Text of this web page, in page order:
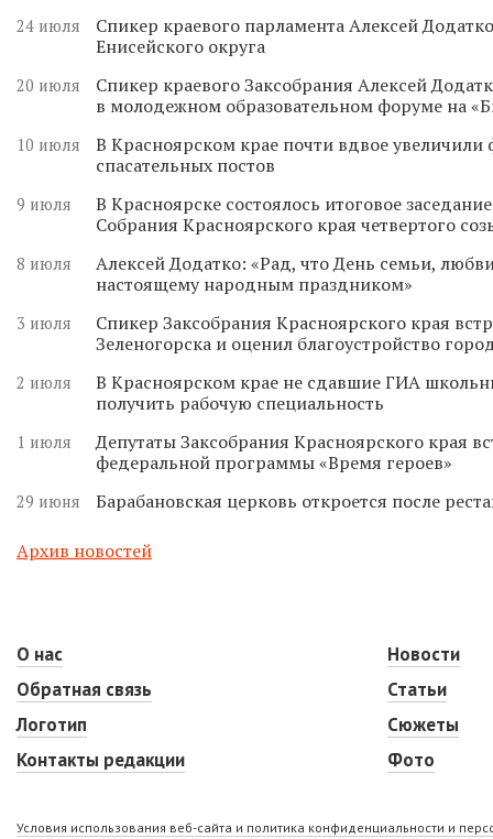
24 июля
Спикер краевого парламента Алексей
Енисейского округа
20 июля
Спикер краевого Заксобрания Алексей
в молодежном образовательном форуме на
10 июля
В Красноярском крае почти вдвое
спасательных постов
9 июля
В Красноярске состоялось итоговое
Собрания Красноярского края четвертого
8 июля
Алексей Додатко: «Рад, что День семьи,
настоящему народным праздником»
3 июля
Спикер Заксобрания Красноярского края
Зеленогорска и оценил благоустройство
2 июля
В Красноярском крае не сдавшие ГИА
получить рабочую специальность
1 июля
Депутаты Заксобрания Красноярского края
федеральной программы «Время героев»
29 июня Барабановская церковь откроется после
Архив новостей
О нас
Обратная связь
Логотип
Контакты редакции
Новости
Статьи
Сюжеты
Фото
Условия использования веб-сайта и политика конфиденциальности и